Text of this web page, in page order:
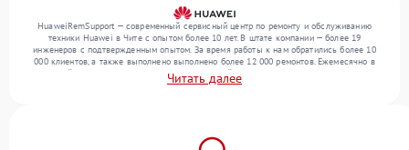
HuaweiRemSupport — современный сервисный центр по ремонту и обслуживанию
техники Huawei в Чите с опытом более 10 лет. В штате компании — более 19
инженеров с подтвержденным опытом. За время работы к нам обратились более 10
000 клиентов, а также выполнено выполнено более 12 000 ремонтов. Ежемесячно в
сервисный центр поступает более 300 обращений, включая , , . Мы устраняем поломки
любой сложности и поддерживаем высокий стандарт качества благодаря опыту
Читать далее